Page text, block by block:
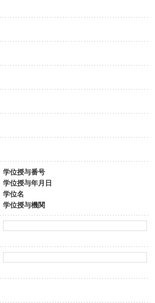
学位授与番号
学位授与年月日
学位名
学位授与機関